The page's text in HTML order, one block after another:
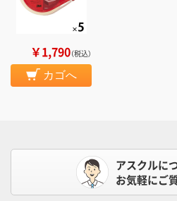
￥1,790（税込）
カゴへ
アスクルに
お気軽にご